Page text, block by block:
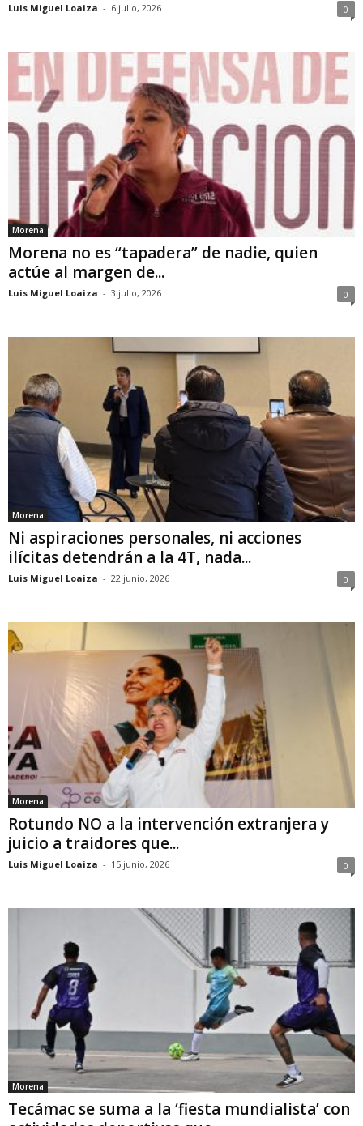
Luis Miguel Loaiza - 6 julio, 2026 0
Morena
Morena no es “tapadera” de nadie, quien
actúe al margen de...
Luis Miguel Loaiza - 3 julio, 2026 0
Morena
Ni aspiraciones personales, ni acciones
ilícitas detendrán a la 4T, nada...
Luis Miguel Loaiza - 22 junio, 2026 0
Morena
Rotundo NO a la intervención extranjera y
juicio a traidores que...
Luis Miguel Loaiza - 15 junio, 2026 0
Morena
Tecámac se suma a la ‘fiesta mundialista’ con